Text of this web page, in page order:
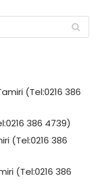
(Tel:0216 386
386 4739)
(Tel:0216 386
(Tel:0216 386